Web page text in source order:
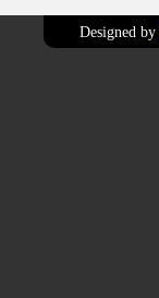
Designed by